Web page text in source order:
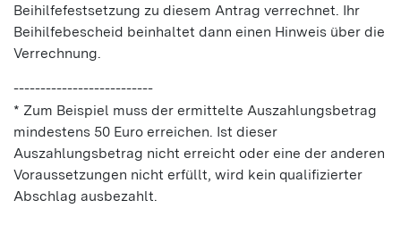
Beihilfefestsetzung zu diesem Antrag verrechnet. Ihr
Beihilfebescheid beinhaltet dann einen Hinweis über die
Verrechnung.
--------------------------
* Zum Beispiel muss der ermittelte Auszahlungsbetrag
mindestens 50 Euro erreichen. Ist dieser
Auszahlungsbetrag nicht erreicht oder eine der anderen
Voraussetzungen nicht erfüllt, wird kein qualifizierter
Abschlag ausbezahlt.